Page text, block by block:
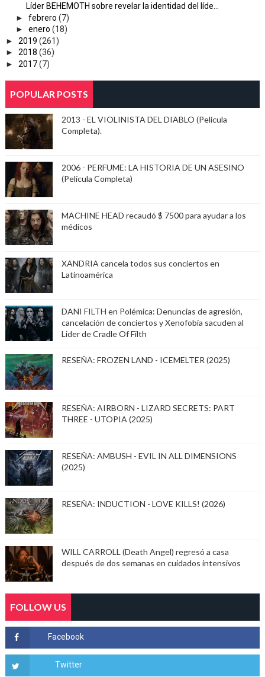
Líder BEHEMOTH sobre revelar la identidad del líde...
► febrero (7)
► enero (18)
► 2019 (261)
► 2018 (36)
► 2017(7)
POPULAR POSTS
2013 - EL VIOLINISTA DEL DIABLO (Película
Completa).
2006 - PERFUME: LA HISTORIA DE UN ASESINO
(Película Completa)
MACHINE HEAD recaudó $ 7500 para ayudar a los
médicos
XANDRIA cancela todos sus conciertos en
Latinoamérica
DANI FILTH en Polémica: Denuncias de agresión,
cancelación de conciertos y Xenofobia sacuden al
Lider de Cradle Of Filth
RESEÑA: FROZEN LAND - ICEMELTER (2025)
RESEÑA: AIRBORN - LIZARD SECRETS: PART
THREE - UTOPIA (2025)
RESEÑA: AMBUSH - EVIL IN ALL DIMENSIONS
(2025)
RESEÑA: INDUCTION - LOVE KILLS! (2026)
WILL CARROLL (Death Angel) regresó a casa
después de dos semanas en cuidados intensivos
FOLLOW US